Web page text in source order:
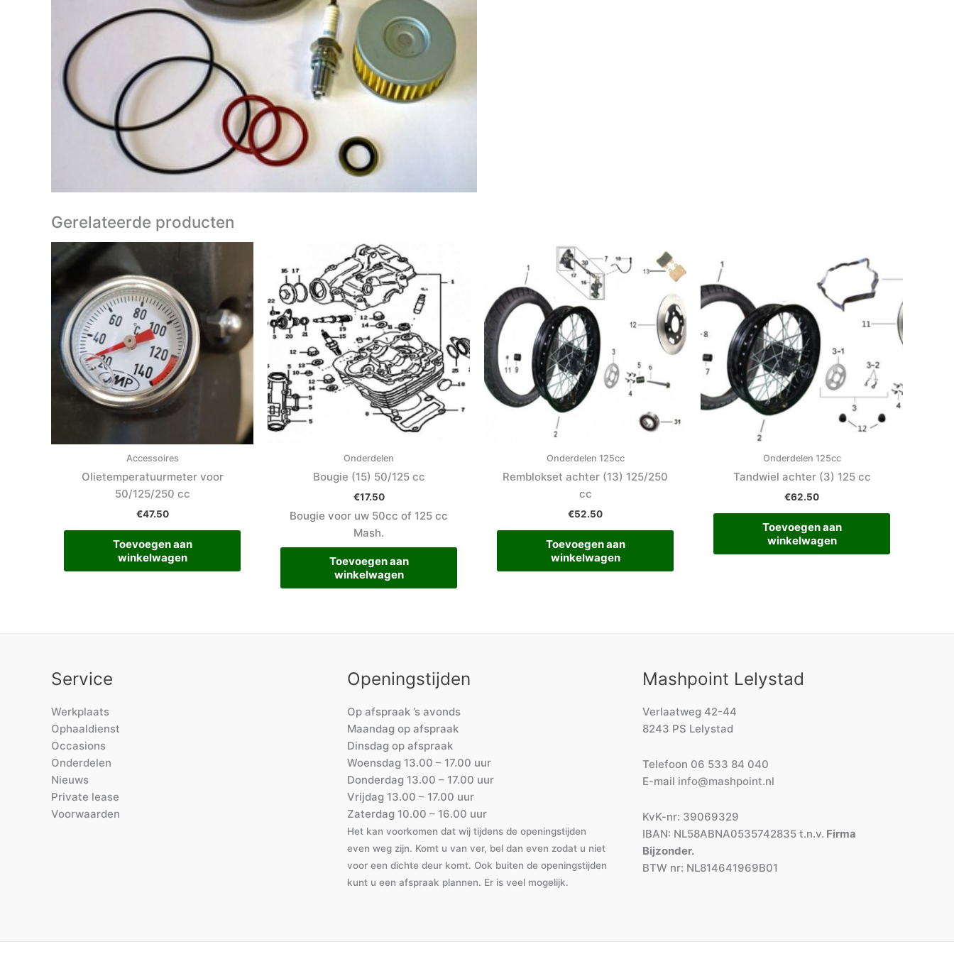
Gerelateerde producten
Accessoires
Olietemperatuurmeter voor
50/125/250 cc
€47.50
Toevoegen aan
winkelwagen
Onderdelen
Bougie (15) 50/125 cc
€17.50
Bougie voor uw 50cc of 125 cc
Mash.
Toevoegen aan
winkelwagen
Onderdelen 125cc
Remblokset achter (13) 125/250
cc
€52.50
Toevoegen aan
winkelwagen
Onderdelen 125cc
Tandwiel achter (3) 125 cc
€62.50
Toevoegen aan
winkelwagen
Service
Werkplaats
Ophaaldienst
Occasions
Onderdelen
Nieuws
Private lease
Voorwaarden
Openingstijden
Op afspraak ’s avonds
Maandag op afspraak
Dinsdag op afspraak
Woensdag 13.00 – 17.00 uur
Donderdag 13.00 – 17.00 uur
Vrijdag 13.00 – 17.00 uur
Zaterdag 10.00 – 16.00 uur
Het kan voorkomen dat wij tijdens de openingstijden
even weg zijn. Komt u van ver, bel dan even zodat u niet
voor een dichte deur komt. Ook buiten de openingstijden
kunt u een afspraak plannen. Er is veel mogelijk.
Mashpoint Lelystad
Verlaatweg 42-44
8243 PS Lelystad
Telefoon 06 533 84 040
E-mail info@mashpoint.nl
KvK-nr: 39069329
IBAN: NL58ABNA0535742835 t.n.v. Firma
Bijzonder.
BTW nr: NL814641969B01